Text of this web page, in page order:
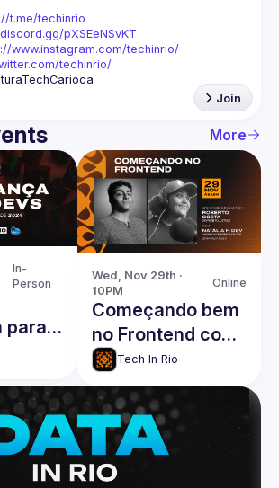
t.me/techinrio
pXSEeNSvKT
www.instagram.com/techinrio/
techinrio/
Join
More
In-
Person
para
Wed, Nov 29th ·
10PM
Online
Começando bem
no Frontend com
Roberto e Natália
Tech In Rio